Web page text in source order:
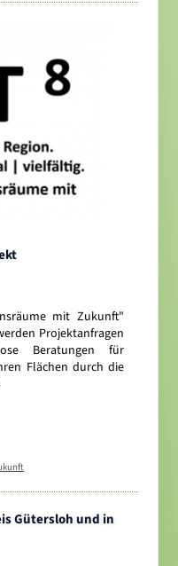
mit Zukunft"
Projektanfragen
Beratungen für
Flächen durch die
Gütersloh und in